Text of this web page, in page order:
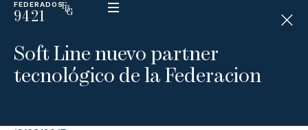
FEDERADOS
9421
ESP
N
D
I
C
Soft Line nuevo partner
tecnológico de la Federacion